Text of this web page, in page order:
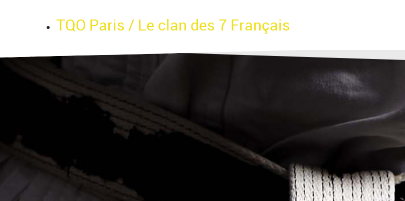
TQO Paris / Le clan des 7 Français